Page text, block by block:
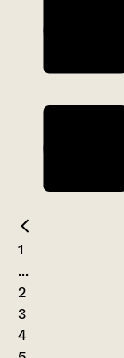
1
...
2
3
4